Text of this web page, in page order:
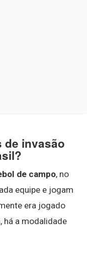
de invasão
de campo, no
equipe e jogam
era jogado
há a modalidade